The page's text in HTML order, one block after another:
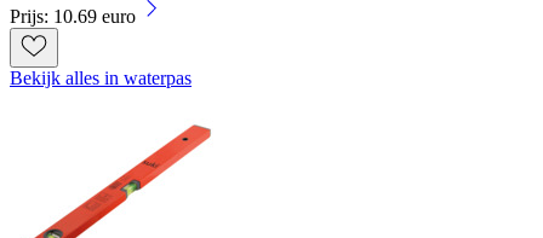
Prijs: 10.69 euro
Bekijk alles in waterpas